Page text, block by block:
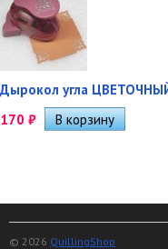
Дырокол угла
170 ₽
© 2026 QuillingShop